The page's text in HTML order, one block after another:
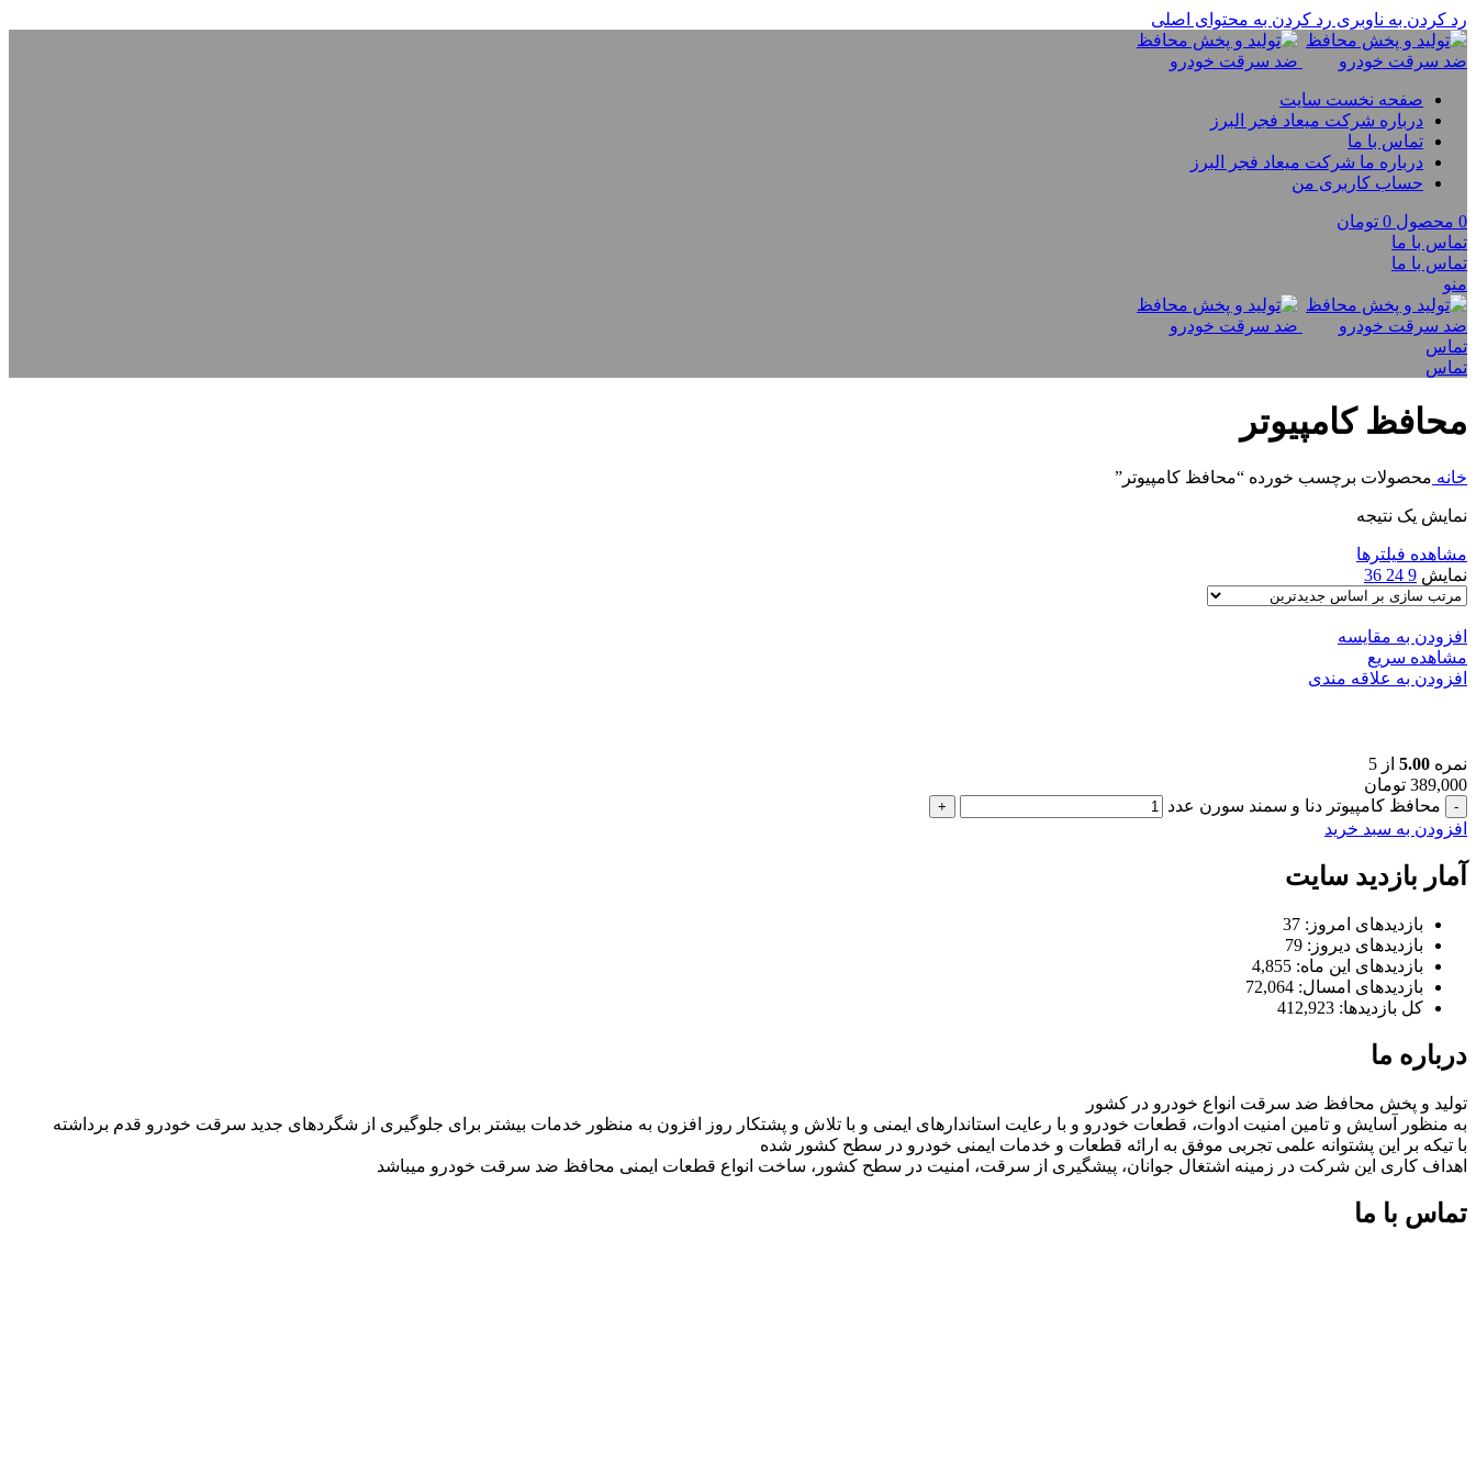
رد کردن به ناوبری رد کردن به محتوای اصلی
صفحه نخست سایت
درباره شرکت میعاد فجر البرز
تماس با ما
درباره ما شرکت میعاد فجر البرز
حساب کاربری من
0 محصول 0 تومان
تماس با ما
تماس با ما
منو
تماس
تماس
محافظ کامپیوتر
خانه محصولات برچسب خورده “محافظ کامپیوتر”
نمایش یک نتیجه
مشاهده فیلترها
نمایش 9
24
36
افزودن به مقایسه
مشاهده سریع
افزودن به علاقه مندی
نمره 5.00 از 5
389,000 تومان
محافظ کامپیوتر دنا و سمند سورن عدد
افزودن به سبد خرید
آمار بازدید سایت
بازدیدهای امروز: 37
بازدیدهای دیروز: 79
بازدیدهای این ماه: 4,855
بازدیدهای امسال: 72,064
کل بازدیدها: 412,923
درباره ما
تولید و پخش محافظ ضد سرقت انواع خودرو در کشور
به منظور آسایش و تامین امنیت ادوات، قطعات خودرو و با رعایت استاندارهای ایمنی و با تلاش و پشتکار روز افزون به منظور خدمات بیشتر برای جلوگیری از شگردهای جدید سرقت خودرو قدم برداشته
با تیکه بر این پشتوانه علمی تجربی موفق به ارائه قطعات و خدمات ایمنی خودرو در سطح کشور شده
اهداف کاری این شرکت در زمینه اشتغال جوانان، پیشگیری از سرقت، امنیت در سطح کشور، ساخت انواع قطعات ایمنی محافظ ضد سرقت خودرو میباشد
تماس با ما